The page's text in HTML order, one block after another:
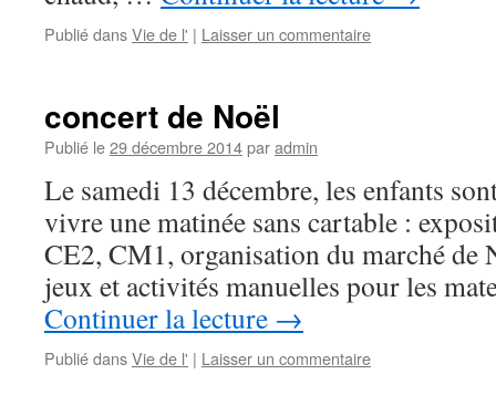
Publié dansVie de l' | Laisser un commentaire
concert de Noël
Publié le29 décembre 2014paradmin
Le samedi 13 décembre, les enfants
vivre une matinée sans cartable :
CE2, CM1, organisation du marché de
jeux et activités manuelles pour les
Continuer la lecture →
Publié dansVie de l' | Laisser un commentaire